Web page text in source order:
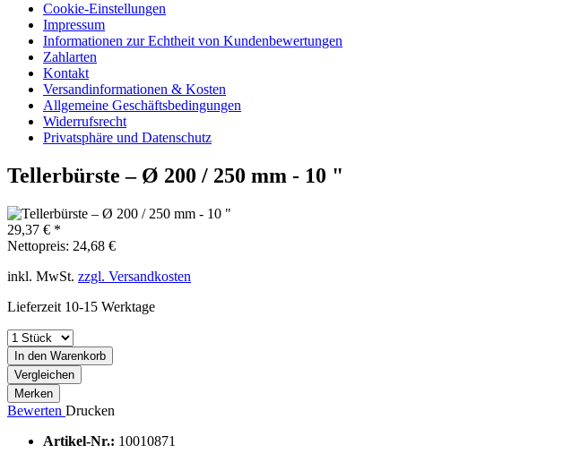
Cookie-Einstellungen
Impressum
Informationen zur Echtheit von Kundenbewertungen
Zahlarten
Kontakt
Versandinformationen & Kosten
Allgemeine Geschäftsbedingungen
Widerrufsrecht
Privatsphäre und Datenschutz
Tellerbürste – Ø 200 / 250 mm - 10 "
29,37 € *
Nettopreis: 24,68 €
inkl. MwSt. zzgl. Versandkosten
Lieferzeit 10-15 Werktage
In den Warenkorb
Vergleichen
Merken
Bewerten Drucken
Artikel-Nr.: 10010871